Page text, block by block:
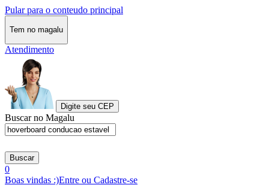
Pular para o conteudo principal
Tem no magalu
Atendimento
Digite seu CEP
Buscar no Magalu
Buscar
0
Boas vindas :)Entre ou Cadastre-se